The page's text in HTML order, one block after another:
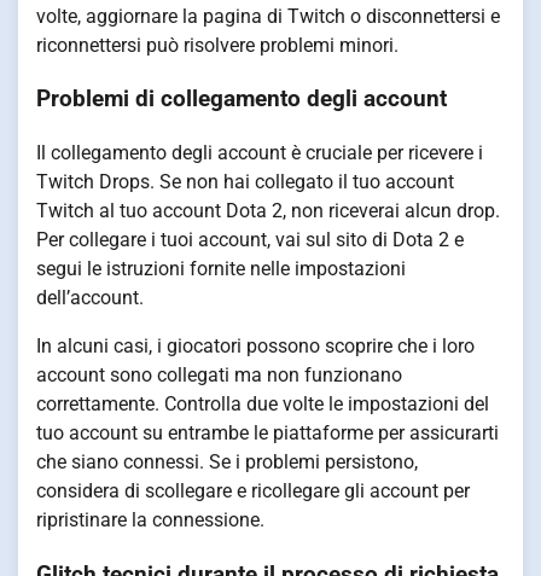
volte, aggiornare la pagina di Twitch o disconnettersi e
riconnettersi può risolvere problemi minori.
Problemi di collegamento degli account
Il collegamento degli account è cruciale per ricevere i
Twitch Drops. Se non hai collegato il tuo account
Twitch al tuo account Dota 2, non riceverai alcun drop.
Per collegare i tuoi account, vai sul sito di Dota 2 e
segui le istruzioni fornite nelle impostazioni
dell’account.
In alcuni casi, i giocatori possono scoprire che i loro
account sono collegati ma non funzionano
correttamente. Controlla due volte le impostazioni del
tuo account su entrambe le piattaforme per assicurarti
che siano connessi. Se i problemi persistono,
considera di scollegare e ricollegare gli account per
ripristinare la connessione.